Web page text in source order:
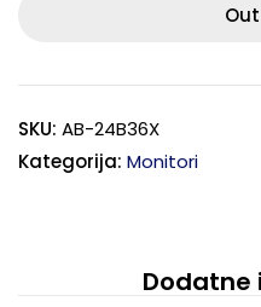
SKU: AB-24B36X
Kategorija: Monitori
Dodatne